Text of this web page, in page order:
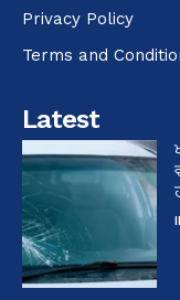
Privacy Policy
Terms and
Latest